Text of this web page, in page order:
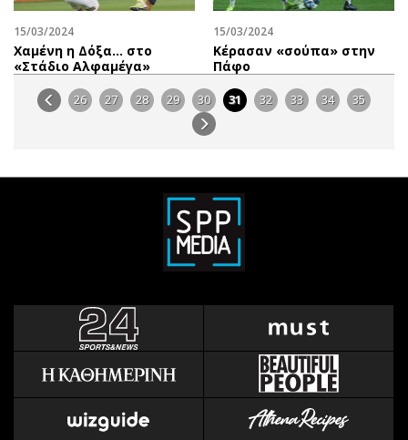
15/03/2024
Χαμένη η Δόξα… στο
«Στάδιο Αλφαμέγα»
15/03/2024
Κέρασαν «σούπα» στην
Πάφο
26 27 28 29 30 31 32 33 34 35